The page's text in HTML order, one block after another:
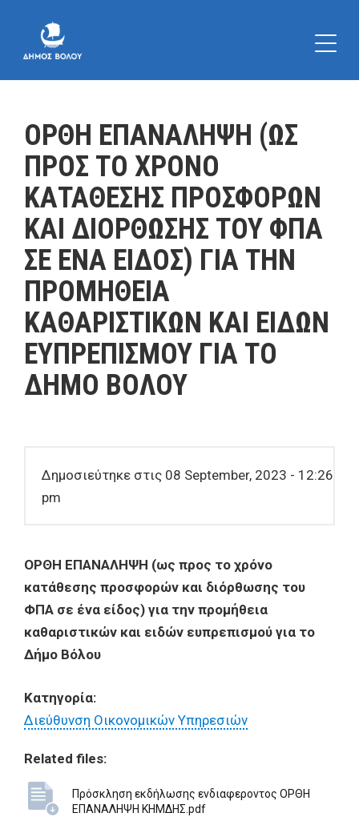
ΟΡΘΗ ΕΠΑΝΑΛΗΨΗ (ΩΣ
ΠΡΟΣ ΤΟ ΧΡΟΝΟ
ΚΑΤΑΘΕΣΗΣ ΠΡΟΣΦΟΡΩΝ
ΚΑΙ ΔΙΟΡΘΩΣΗΣ ΤΟΥ ΦΠΑ
ΣΕ ΕΝΑ ΕΙΔΟΣ) ΓΙΑ ΤΗΝ
ΠΡΟΜΗΘΕΙΑ
ΚΑΘΑΡΙΣΤΙΚΩΝ ΚΑΙ ΕΙΔΩΝ
ΕΥΠΡΕΠΙΣΜΟΥ ΓΙΑ ΤΟ
ΔΗΜΟ ΒΟΛΟΥ
Δημοσιεύτηκε στις 08 September, 2023 - 12:26
pm
ΟΡΘΗ ΕΠΑΝΑΛΗΨΗ (ως προς το χρόνο
κατάθεσης προσφορών και διόρθωσης του
ΦΠΑ σε ένα είδος) για την προμήθεια
καθαριστικών και ειδών ευπρεπισμού για το
Δήμο Βόλου
Κατηγορία:
Διεύθυνση Οικονομικών Υπηρεσιών
Related files:
Πρόσκληση εκδήλωσης ενδιαφεροντος ΟΡΘΗ
ΕΠΑΝΑΛΗΨΗ ΚΗΜΔΗΣ.pdf